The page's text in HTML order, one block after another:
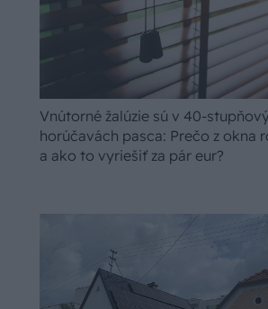
Vnútorné žalúzie sú v 40-
horúčavách pasca: Prečo z okna
a ako to vyriešiť za pár eur?